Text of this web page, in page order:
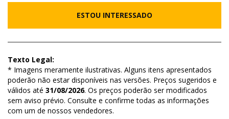
ESTOU INTERESSADO
Texto Legal:
* Imagens meramente ilustrativas. Alguns itens apresentados
poderão não estar disponíveis nas versões. Preços sugeridos e
válidos até 31/08/2026. Os preços poderão ser modificados
sem aviso prévio. Consulte e confirme todas as informações
com um de nossos vendedores.